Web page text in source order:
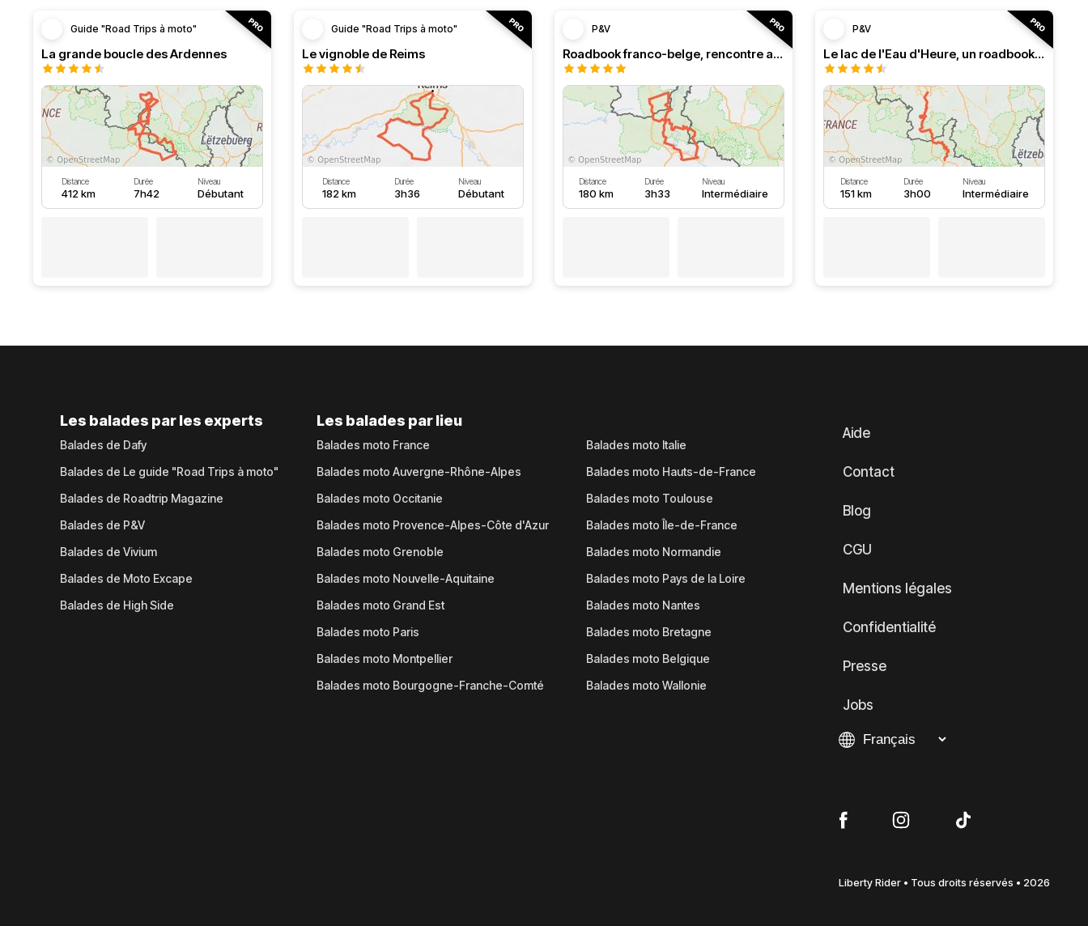
Guide "Road Trips à moto"
La grande boucle des Ardennes
Distance
412 km
Durée
7h42
Niveau
Débutant
Guide "Road Trips à moto"
Le vignoble de Reims
Distance
182 km
Durée
3h36
Niveau
Débutant
P&V
Roadbook franco-belge, rencontre avec les Ardennes
Distance
180 km
Durée
3h33
Niveau
Intermédiaire
P&V
Le lac de l'Eau d'Heure, un roadbook rafraîchissant
Distance
151 km
Durée
3h00
Niveau
Intermédiaire
Les balades par les experts
Balades de Dafy
Balades de Le guide "Road Trips à moto"
Balades de Roadtrip Magazine
Balades de P&V
Balades de Vivium
Balades de Moto Excape
Balades de High Side
Les balades par lieu
Balades moto France
Balades moto Auvergne-Rhône-Alpes
Balades moto Occitanie
Balades moto Provence-Alpes-Côte d'Azur
Balades moto Grenoble
Balades moto Nouvelle-Aquitaine
Balades moto Grand Est
Balades moto Paris
Balades moto Montpellier
Balades moto Bourgogne-Franche-Comté
Balades moto Italie
Balades moto Hauts-de-France
Balades moto Toulouse
Balades moto Île-de-France
Balades moto Normandie
Balades moto Pays de la Loire
Balades moto Nantes
Balades moto Bretagne
Balades moto Belgique
Balades moto Wallonie
Aide
Contact
Blog
CGU
Mentions légales
Confidentialité
Presse
Jobs
Liberty Rider • Tous droits réservés • 2026